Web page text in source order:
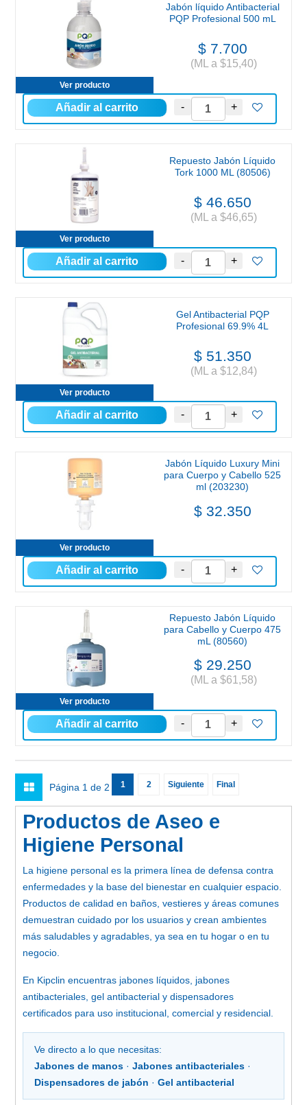
Ver producto
Jabón líquido Antibacterial
PQP Profesional 500 mL
$ 7.700
(ML a $15,40)
Ver producto
Repuesto Jabón Líquido
Tork 1000 ML (80506)
$ 46.650
(ML a $46,65)
Ver producto
Gel Antibacterial PQP
Profesional 69.9% 4L
$ 51.350
(ML a $12,84)
Ver producto
Jabón Líquido Luxury Mini
para Cuerpo y Cabello 525
ml (203230)
$ 32.350
Ver producto
Repuesto Jabón Líquido
para Cabello y Cuerpo 475
mL (80560)
$ 29.250
(ML a $61,58)
Página 1 de 2 1 2 Siguiente Final
Productos de Aseo e
Higiene Personal
La higiene personal es la primera línea de defensa contra
enfermedades y la base del bienestar en cualquier espacio.
Productos de calidad en baños, vestieres y áreas comunes
demuestran cuidado por los usuarios y crean ambientes
más saludables y agradables, ya sea en tu hogar o en tu
negocio.
En Kipclin encuentras jabones líquidos, jabones
antibacteriales, gel antibacterial y dispensadores
certificados para uso institucional, comercial y residencial.
Ve directo a lo que necesitas:
Jabones de manos · Jabones antibacteriales ·
Dispensadores de jabón · Gel antibacterial